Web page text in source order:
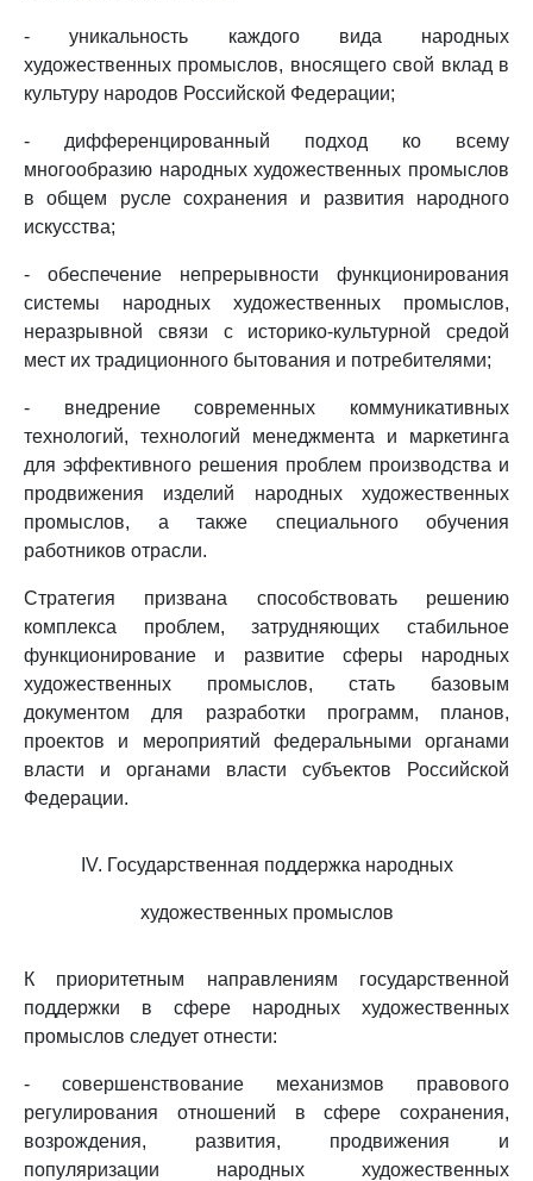
- уникальность каждого вида народных
художественных промыслов, вносящего свой вклад в
культуру народов Российской Федерации;
- дифференцированный подход ко всему
многообразию народных художественных промыслов
в общем русле сохранения и развития народного
искусства;
- обеспечение непрерывности функционирования
системы народных художественных промыслов,
неразрывной связи с историко-культурной средой
мест их традиционного бытования и потребителями;
- внедрение современных коммуникативных
технологий, технологий менеджмента и маркетинга
для эффективного решения проблем производства и
продвижения изделий народных художественных
промыслов, а также специального обучения
работников отрасли.
Стратегия призвана способствовать решению
комплекса проблем, затрудняющих стабильное
функционирование и развитие сферы народных
художественных промыслов, стать базовым
документом для разработки программ, планов,
проектов и мероприятий федеральными органами
власти и органами власти субъектов Российской
Федерации.
IV. Государственная поддержка народных
художественных промыслов
К приоритетным направлениям государственной
поддержки в сфере народных художественных
промыслов следует отнести:
- совершенствование механизмов правового
регулирования отношений в сфере сохранения,
возрождения, развития, продвижения и
популяризации народных художественных